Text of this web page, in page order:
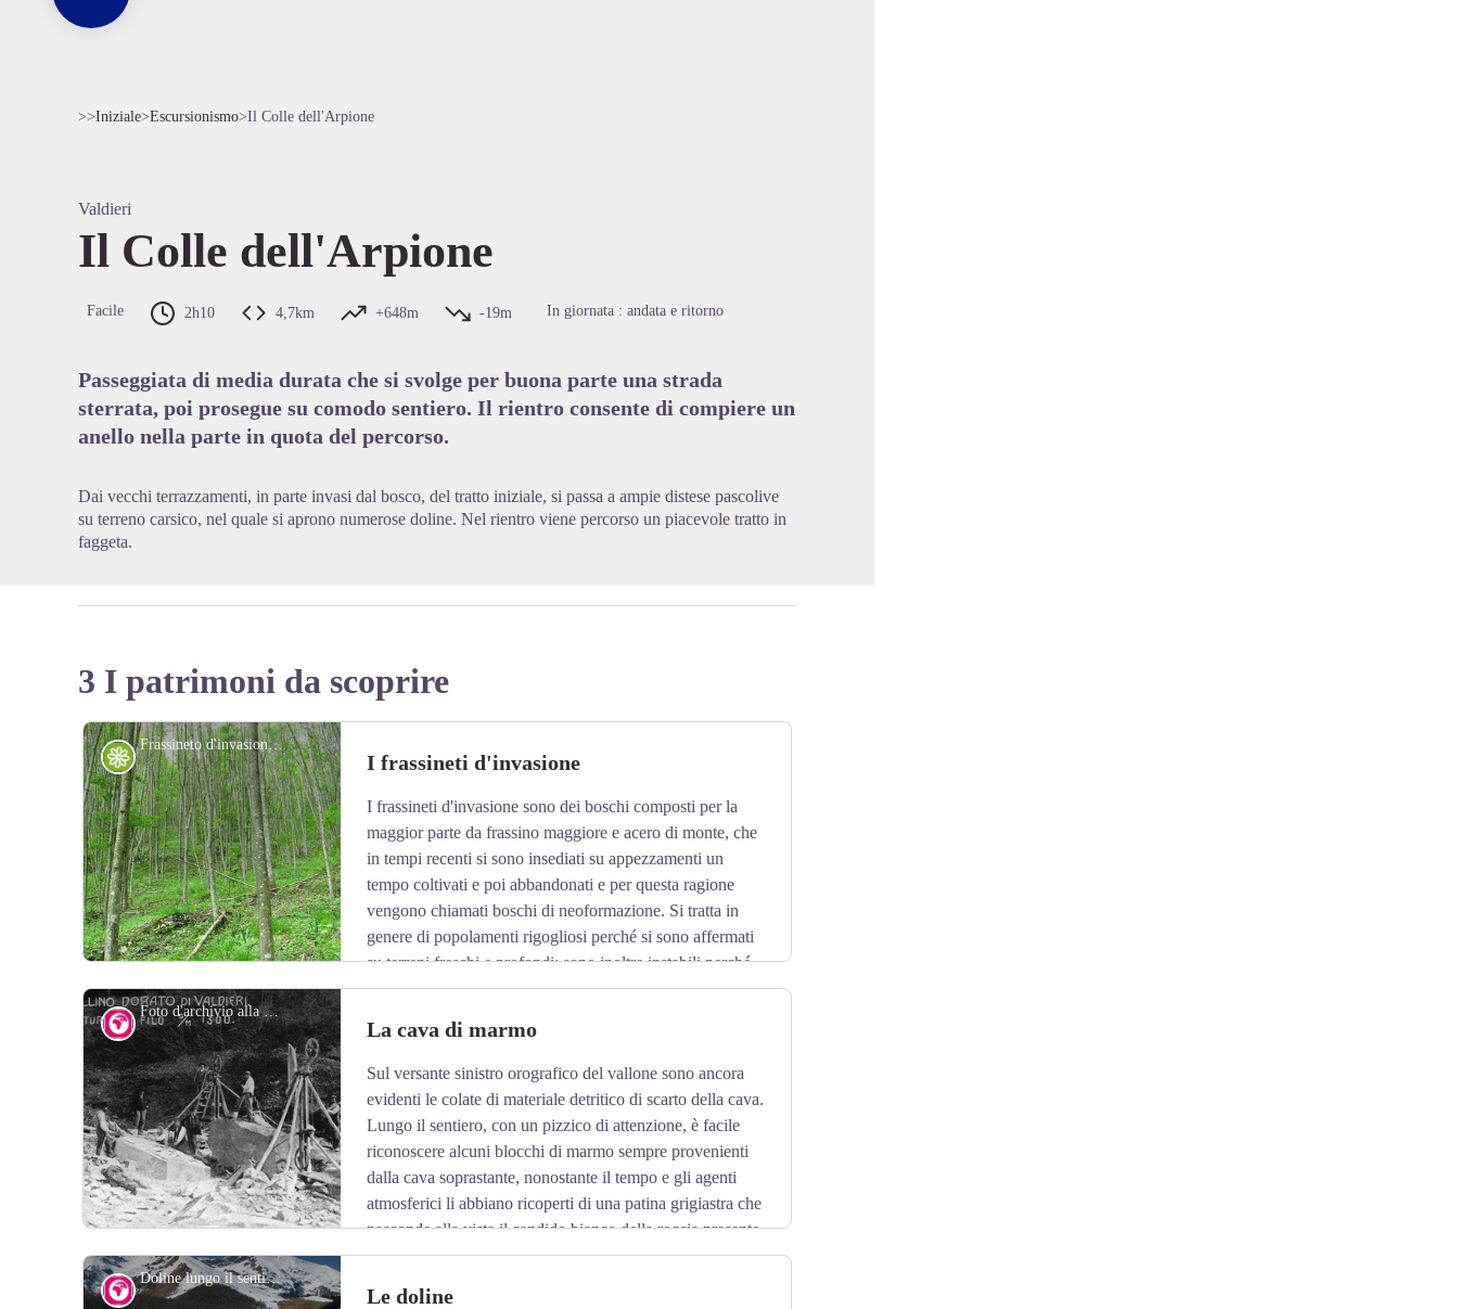
>>Iniziale>Escursionismo>Il Colle dell'Arpione
Valdieri
Il Colle dell'Arpione
Facile 2h10 4,7km +648m -19m In giornata : andata e ritorno
Passeggiata di media durata che si svolge per buona parte una strada
sterrata, poi prosegue su comodo sentiero. Il rientro consente di compiere un
anello nella parte in quota del percorso.
Dai vecchi terrazzamenti, in parte invasi dal bosco, del tratto iniziale, si passa a ampie distese pascolive
su terreno carsico, nel quale si aprono numerose doline. Nel rientro viene percorso un piacevole tratto in
faggeta.
3 I patrimoni da scoprire
Frassineto d'invasione - Cati Caballo
View picture in full screen
Flora I frassineti d'invasione
I frassineti d'invasione sono dei boschi composti per la
maggior parte da frassino maggiore e acero di monte, che
in tempi recenti si sono insediati su appezzamenti un
tempo coltivati e poi abbandonati e per questa ragione
vengono chiamati boschi di neoformazione. Si tratta in
genere di popolamenti rigogliosi perché si sono affermati
su terreni freschi e profondi; sono inoltre instabili perché
destinati a lasciare il posto al querceto, alla faggeta o all’abetina.
Foto d'archivio alla cava di marmo di Desertetto - Archivio EAM
Geologia La cava di marmo
Sul versante sinistro orografico del vallone sono ancora
evidenti le colate di materiale detritico di scarto della cava.
Lungo il sentiero, con un pizzico di attenzione, è facile
riconoscere alcuni blocchi di marmo sempre provenienti
dalla cava soprastante, nonostante il tempo e gli agenti
atmosferici li abbiano ricoperti di una patina grigiastra che
nasconde alla vista il candido bianco della roccia presente
al loro interno.
Doline lungo il sentiero per il Colle dell'Arpione - Enzo Piacenza
Geologia Le doline